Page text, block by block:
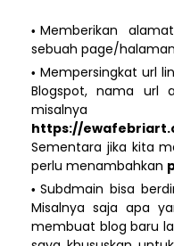
Memberikan
sebuah page/
Mempersingkat url
Blogspot, nama url
misalnya
https://
Sementara jika kita
perlu menambahkan
Subdmain bisa
Misalnya saja apa
membuat blog baru